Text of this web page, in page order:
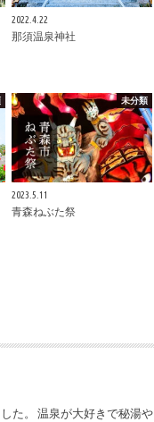
2022.4.22
那須温泉神社
未分類
2023.5.11
青森ねぶた祭
た。 温泉が大好きで秘湯や